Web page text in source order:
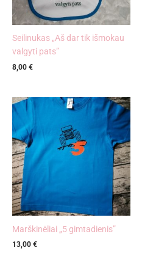
Seilinukas „Aš dar tik išmokau
valgyti pats”
8,00 €
Marškinėliai „5 gimtadienis”
13,00 €